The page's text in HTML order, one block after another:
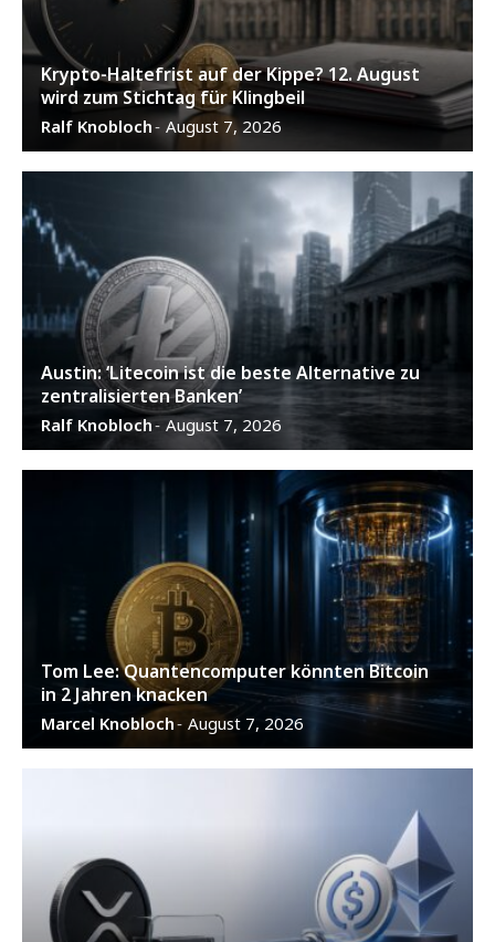
Krypto-Haltefrist auf der Kippe? 12. August
wird zum Stichtag für Klingbeil
Ralf Knobloch- August 7, 2026
Austin: ‘Litecoin ist die beste Alternative zu
zentralisierten Banken’
Ralf Knobloch- August 7, 2026
Tom Lee: Quantencomputer könnten Bitcoin
in 2 Jahren knacken
Marcel Knobloch- August 7, 2026